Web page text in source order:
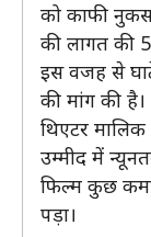
को काफी
की लागत की
इस वजह से
की मांग की है।
थिएटर
उम्मीद में
फिल्म कुछ
पड़ा।